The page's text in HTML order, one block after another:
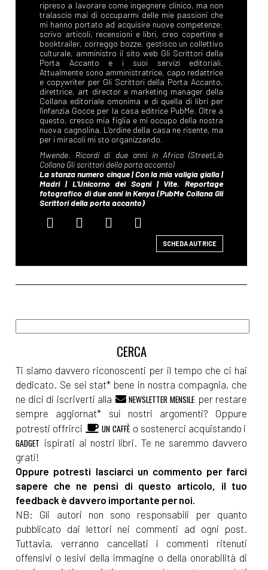
SCHEDA AUTRICE
Ti siamo davvero riconoscenti per il tempo che ci hai
dedicato. Se sei stat* bene in nostra compagnia, che
ne dici di iscriverti alla
NEWSLETTER MENSILE per restare
sempre aggiornat* sui nostri argomenti? Oppure
potresti offrirci
UN CAFFÈ o sostenerci acquistando i
GADGET ispirati ai nostri libri. Te ne saremmo davvero
grati!
Oppure potresti lasciarci un commento per farci
sapere che ne pensi di questo articolo, il tuo
feedback è davvero importante per noi.
NB: Gli autori non sono responsabili per quanto
pubblicato dai lettori nei commenti ad ogni post.
Tuttavia, verranno cancellati i commenti ritenuti
offensivi o lesivi della immagine o della onorabilità di